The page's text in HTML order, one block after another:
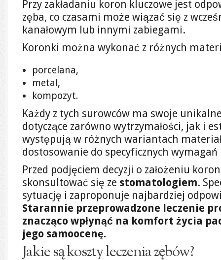
Przy zakładaniu koron kluczowe jest
zęba, co czasami może wiązać się z
kanałowym lub innymi zabiegami.
Koronki można wykonać z różnych
porcelana,
metal,
kompozyt.
Każdy z tych surowców ma swoje
dotyczące zarówno wytrzymałości, jak i
występują w różnych wariantach
dostosowanie do specyficznych
Przed podjęciem decyzji o założeniu
skonsultować się ze stomatologiem.
sytuację i zaproponuje najbardziej
Starannie przeprowadzone leczenie
znacząco wpłynąć na komfort życia
jego samoocenę.
Jakie są koszty leczenia zębów?